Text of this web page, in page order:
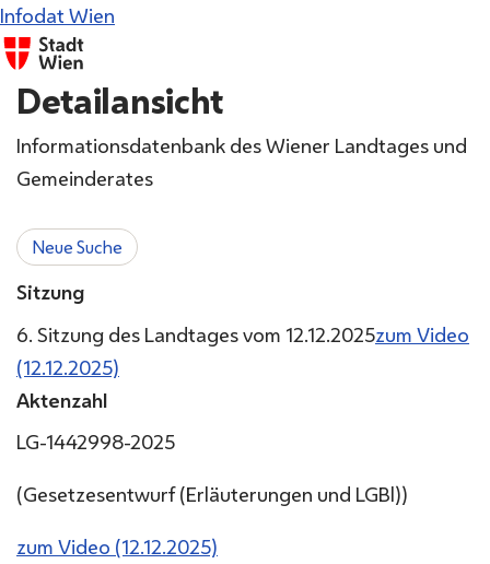
Infodat Wien
Detailansicht
Informationsdatenbank des Wiener Landtages und
Gemeinderates
Neue Suche
Sitzung
6. Sitzung des Landtages vom 12.12.2025zum Video
(12.12.2025)
Aktenzahl
LG-1442998-2025
(Gesetzesentwurf (Erläuterungen und LGBl))
zum Video (12.12.2025)